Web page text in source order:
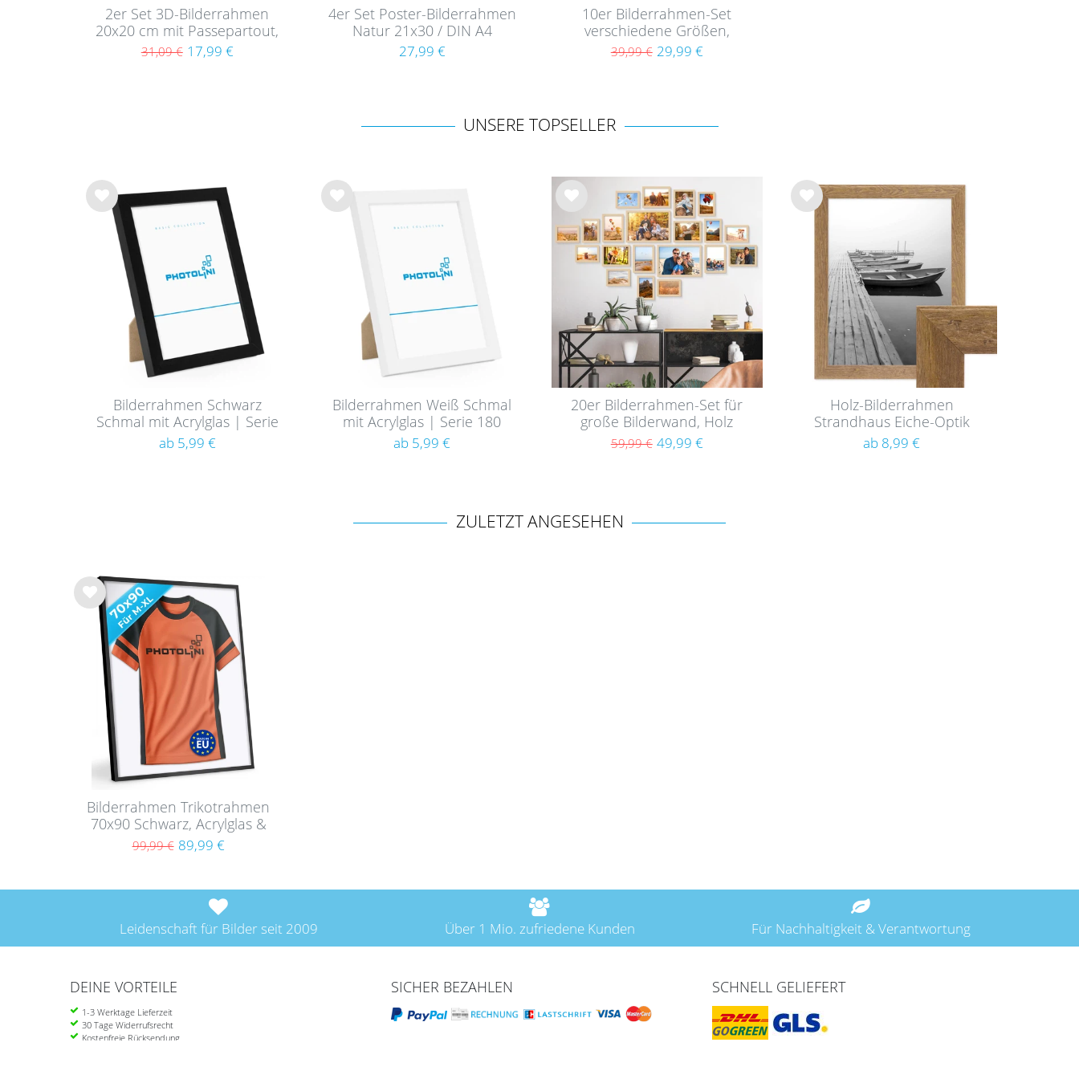
2er Set 3D-Bilderrahmen
20x20 cm mit Passepartout,
Weiß
31,09 € 17,99 €
4er Set Poster-Bilderrahmen
Natur 21x30 / DIN A4
Modern aus MDF mit
Acrylglas
27,99 €
10er Bilderrahmen-Set
verschiedene Größen,
Schwarz, aus MDF
39,99 € 29,99 €
UNSERE TOPSELLER
Wu
Bilderrahmen Schwarz
Schmal mit Acrylglas | Serie
180
ab 5,99 €
Wu
Bilderrahmen Weiß Schmal
mit Acrylglas | Serie 180
ab 5,99 €
Wu
nsc
hlist
20er Bilderrahmen-Set für
große Bilderwand, Holz
Natur, aus MDF
59,99 € 49,99 €
Wu
Holz-Bilderrahmen
Strandhaus Eiche-Optik
Rustikal
ab 8,99 €
ZULETZT ANGESEHEN
Wu
Bilderrahmen Trikotrahmen
70x90 Schwarz, Acrylglas &
Magnetsystem
99,99 € 89,99 €
Leidenschaft für Bilder seit 2009 Über 1 Mio. zufriedene Kunden Für Nachhaltigkeit & Verantwortung
DEINE VORTEILE
1-3 Werktage Lieferzeit
30 Tage Widerrufsrecht
Kostenfreie Rücksendung
SICHER BEZAHLEN SCHNELL GELIEFERT